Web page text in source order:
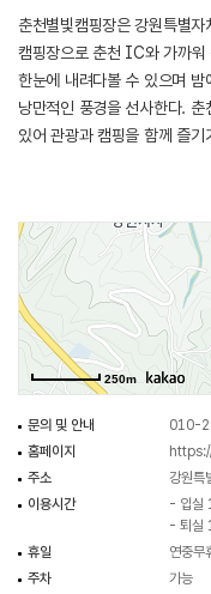
춘천별빛캠핑장은 강원특별
캠핑장으로 춘천 IC와 가까워
한눈에 내려다볼 수 있으며
낭만적인 풍경을 선사한다.
있어 관광과 캠핑을 함께 즐기
오토캠핑 사이트는 데크와
등 기본 편의시설을 갖춰 편
관광지와 맛집이 가까워 자연
캠핑장이다.
250m
문의 및 안내
010-
홈페이지
주소
강원특
이용시간
- 입실
- 퇴실
휴일
연중무
주차
가능